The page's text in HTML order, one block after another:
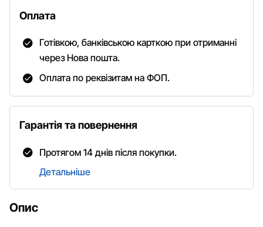
Опис
Оплата
Готівкою, банківською карткою при отриманні
через Нова пошта.
Оплата по реквізитам на ФОП.
Гарантія та повернення
Протягом 14 днів після покупки.
Детальніше